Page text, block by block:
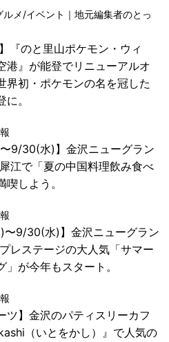
ルメ/イベント｜地元編集者のとっ
『のと里山ポケモン・ウィ
港』が能登でリニューアルオ
界初・ポケモンの名を冠した
。
〜9/30(水)】金沢ニューグラン
江で「夏の中国料理飲み食べ
喫しよう。
)〜9/30(水)】金沢ニューグラン
レステージの大人気「サマー
」が今年もスタート。
ツ】金沢のパティスリーカフ
（いとをかし）』で人気の